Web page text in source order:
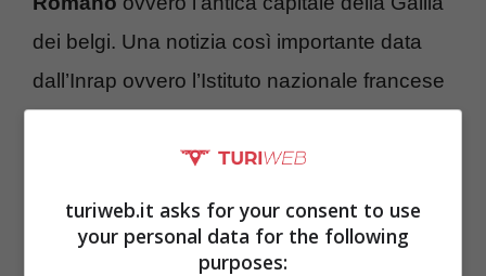
dei belgi. Una notizia così importante data
dall’Inrap ovvero l’Istituto nazionale francese
donna è stata trovata all’interno di
un’antica tomba di pietra r
anni fa.
turiweb.it asks for your consent to use
your personal data for the following
purposes: